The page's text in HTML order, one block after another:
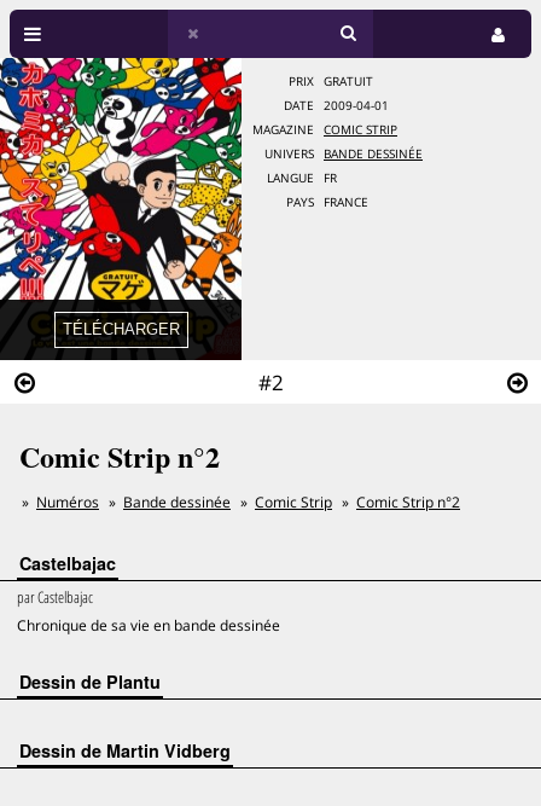
#2
PRIX
GRATUIT
DATE
2009-04-01
MAGAZINE
COMIC STRIP
UNIVERS
BANDE DESSINÉE
LANGUE
FR
PAYS
FRANCE
Comic Strip n°2
Numéros Bande dessinée Comic Strip Comic Strip n°2
Castelbajac
parCastelbajac
Chronique de sa vie en bande dessinée
Dessin de Plantu
Dessin de Martin Vidberg